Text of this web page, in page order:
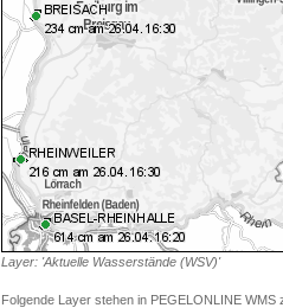
Layer: 'Aktuelle Wasserstände (WSV)'
Folgende Layer stehen in PEGELONLINE WMS